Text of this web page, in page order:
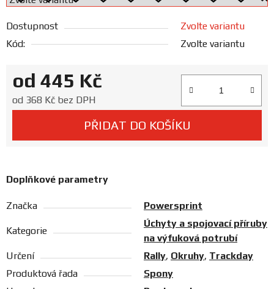
Prodejny
Dostupnost
Zvolte variantu
Kód:
Zvolte variantu
od 445 Kč
od 368 Kč bez DPH
PŘIDAT DO KOŠÍKU
Doplňkové parametry
Značka Powersprint
Kategorie
Úchyty a spojovací příruby
na výfuková potrubí
Určení
Rally, Okruhy, Trackday
Produktová řada
Spony